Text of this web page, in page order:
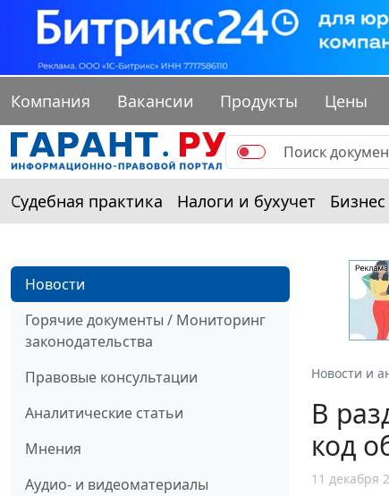
Компания Вакансии Продукты Цены
Судебная практика Налоги и бухучет Бизнес
Новости
Горячие документы / Мониторинг
законодательства
Правовые консультации
Аналитические статьи
Мнения
Аудио- и видеоматериалы
Новости и
В
код
11 декабря